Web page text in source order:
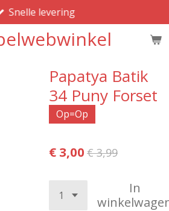
Snelle levering
Papatya Batik
34 Puny Forset
Op=Op
€ 3,00 € 3,99
In